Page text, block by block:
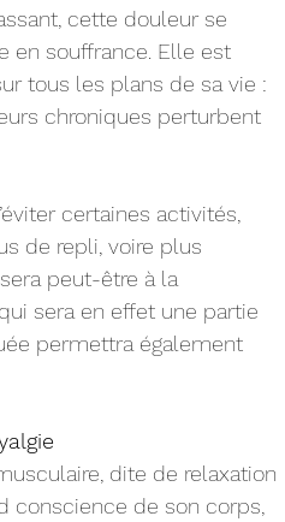
cette douleur se
en souffrance. Elle est
tous les plans de sa vie :
chroniques perturbent
certaines activités,
de repli, voire plus
peut-être à la
sera en effet une partie
permettra également
dite de relaxation
conscience de son corps,